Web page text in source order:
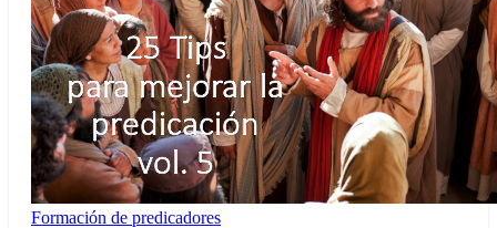
Formación de predicadores